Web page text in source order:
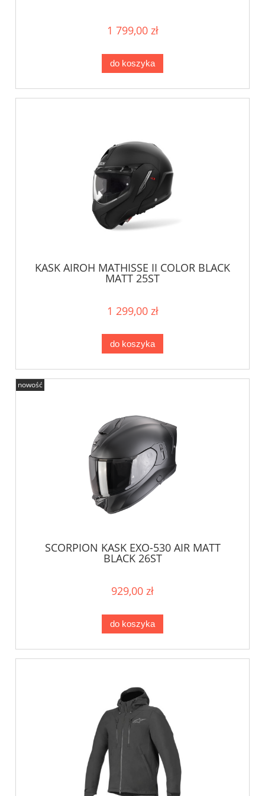
1 799,00 zł
do koszyka
KASK AIROH MATHISSE II COLOR BLACK
MATT 25ST
1 299,00 zł
do koszyka
SCORPION KASK EXO-530 AIR MATT
BLACK 26ST
929,00 zł
do koszyka
nowość